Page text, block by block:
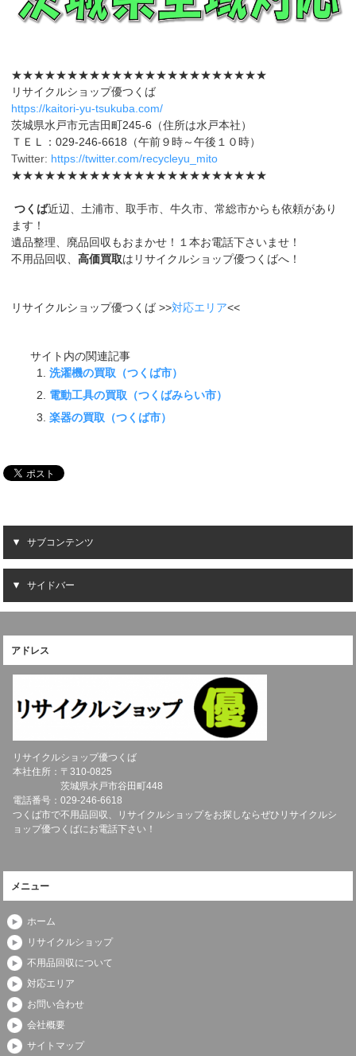
★★★★★★★★★★★★★★★★★★★★★★★
リサイクルショップ優つくば
https://kaitori-yu-tsukuba.com/
茨城県水戸市元吉田町245-6（住所は水戸本社）
ＴＥＬ：029-246-6618（午前９時～午後１０時）
Twitter: https://twitter.com/recycleyu_mito
★★★★★★★★★★★★★★★★★★★★★★★
つくば近辺、土浦市、取手市、牛久市、常総市からも依頼があり
ます！
遺品整理、廃品回収もおまかせ！１本お電話下さいませ！
不用品回収、高価買取はリサイクルショップ優つくばへ！
リサイクルショップ優つくば >>対応エリア<<
サイト内の関連記事
洗濯機の買取（つくば市）
電動工具の買取（つくばみらい市）
楽器の買取（つくば市）
サブコンテンツ
サイドバー
アドレス
リサイクルショップ優つくば
本社住所：〒310-0825
茨城県水戸市谷田町448
電話番号：029-246-6618
つくば市で不用品回収、リサイクルショップをお探しならぜひリサイクルシ
ョップ優つくばにお電話下さい！
メニュー
ホーム
リサイクルショップ
不用品回収について
対応エリア
お問い合わせ
会社概要
サイトマップ